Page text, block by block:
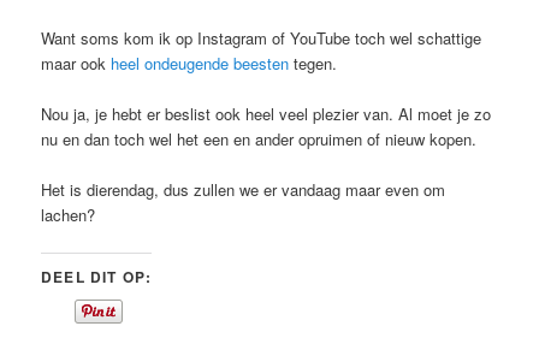
Want soms kom ik op Instagram of YouTube toch wel schattige
maar ook heel ondeugende beesten tegen.
Nou ja, je hebt er beslist ook heel veel plezier van. Al moet je zo
nu en dan toch wel het een en ander opruimen of nieuw kopen.
Het is dierendag, dus zullen we er vandaag maar even om
lachen?
DEEL DIT OP: